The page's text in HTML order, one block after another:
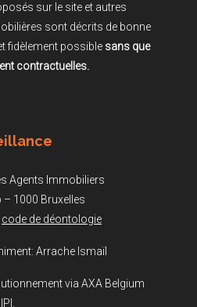
sur le site et autres
sont décrits de bonne
fidèlement possible sans que
contractuelles.
Agents Immobiliers
– 1000 Bruxelles
code de déontologie
Arrache Ismaïl
via AXA Belgium